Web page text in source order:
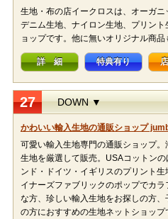
生地・布の店イークロスは、オーガニ
デニム生地、ナイロン生地、プリン
ョップです。他に無いオリジナル商品
詳 細 特典有り
27 DOWN ▼
かわいい輸入生地の通販ショップ
可愛い輸入生地専門の通販ショップ
生地を厳選して販売。USAコットン
ンド・ドイツ・イギリスのプリント
イナーズファブリックのポップでカ
な方、珍しい輸入生地をお探しの方
の方におすすめの生地ネットショップ